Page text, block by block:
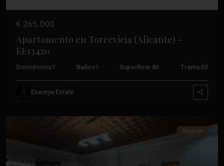
€ 265.000
Apartamento en Torrevieja (Alicante) –
EE13420
Dormitorios 1 Baños 1 Superficie:86 Trama:55
Esentya Estate
Acequión,
Reventa